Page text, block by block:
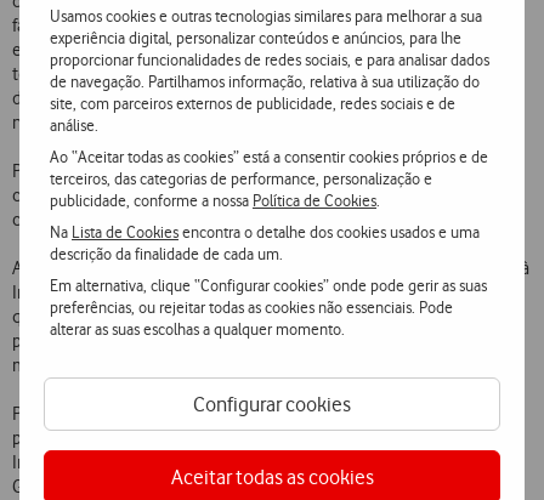
Usamos cookies e outras tecnologias similares para melhorar a sua
experiência digital, personalizar conteúdos e anúncios, para lhe
proporcionar funcionalidades de redes sociais, e para analisar dados
de navegação. Partilhamos informação, relativa à sua utilização do
site, com parceiros externos de publicidade, redes sociais e de
análise.
Ao “Aceitar todas as cookies” está a consentir cookies próprios e de
terceiros, das categorias de performance, personalização e
publicidade, conforme a nossa Política de Cookies
Na Lista de Cookiesencontra o detalhe dos cookies usados e uma
descrição da finalidade de cada um.
Em alternativa, clique “Configurar cookies” onde pode gerir as suas
preferências, ou rejeitar todas as cookies não essenciais. Pode
alterar as suas escolhas a qualquer momento.
Configurar cookies
Aceitar todas as cookies
farmácias, táxis, comboios, forças de segurança e o directório de
empresas GuiaNet. A Telecel disponibiliza também uma secção para
tempos livres, com horóscopo, anedotas e jogos de sorte, para além
doutros serviços já lançados em Novembro último, designadamente
notícias “netc” e CNN, restaurantes e previsão meteorológica.
Paralelamente, a Telecel anunciou a constituição de uma parceria
com o Banco 7, para a disponibilização do primeiro serviço de
corretagem
Analistas acreditam que, num futuro próximo, a maioria dos acessos à
Internet tenham origem em telefones celulares. A Telecel prevê
que, dentro de 3 a 5 anos, cerca de 20% das suas receitas sejam
provenientes do tráfego de dados, que inclui, para além do acesso
móvel à Internet, mensagens escritas e fax.
Para além do portal “netc”, o serviço WAP da Telecel conta com a
participação de empresas conceituadas na área dos conteúdos em
Inglês e em Português, designadamente a CNN, a Porto Editora e a
GuiaNet.